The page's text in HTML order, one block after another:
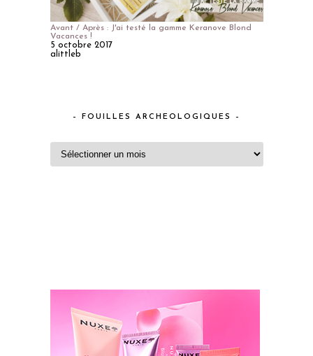
Avant / Après : J'ai testé la gamme Keranove Blond
Vacances !
5 octobre 2017
alittleb
– FOUILLES ARCHEOLOGIQUES –